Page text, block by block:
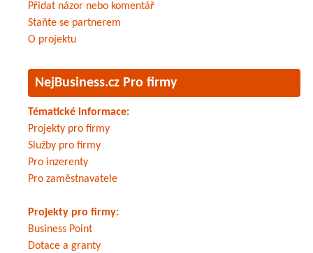
Přidat názor nebo komentář
Staňte se partnerem
O projektu
NejBusiness.cz Pro firmy
Tématické informace:
Projekty pro firmy
Služby pro firmy
Pro inzerenty
Pro zaměstnavatele
Projekty pro firmy:
Business Point
Dotace a granty